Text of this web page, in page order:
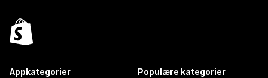
Appkategorier Populære kategorier